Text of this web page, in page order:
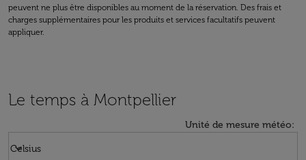
peuvent ne plus être disponibles au moment de la réservation. Des frais et
charges supplémentaires pour les produits et services facultatifs peuvent
appliquer.
Le temps à Montpellier
Unité de mesure météo:
Celsius
keyboard_arrow_down